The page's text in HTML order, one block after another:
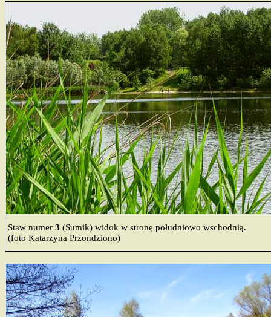
Staw numer 3 (Sumik) widok w stronę południowo wschodnią.
(foto Katarzyna Przondziono)